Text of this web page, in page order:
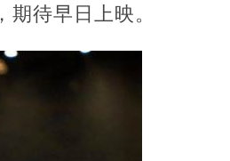
待早日上映。